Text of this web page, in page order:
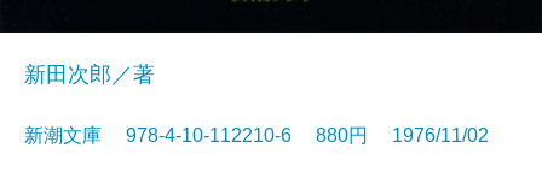
新田次郎／著
新潮文庫 978-4-10-112210-6 880円 1976/11/02